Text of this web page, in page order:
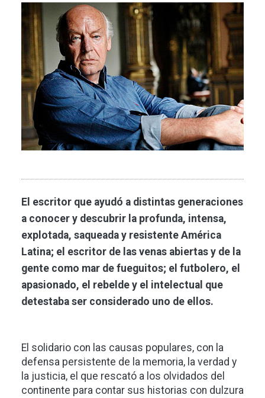
Imagen
El escritor que ayudó a distintas generaciones
a conocer y descubrir la profunda, intensa,
explotada, saqueada y resistente América
Latina; el escritor de las venas abiertas y de la
gente como mar de fueguitos; el futbolero, el
apasionado, el rebelde y el intelectual que
detestaba ser considerado uno de ellos.
El solidario con las causas populares, con la
defensa persistente de la memoria, la verdad y
la justicia, el que rescató a los olvidados del
continente para contar sus historias con dulzura